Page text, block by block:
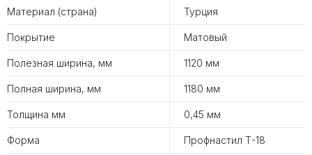
Материал (страна) Турция
Покрытие Матовый
Полезная ширина, мм 1120 мм
Полная ширина, мм 1180 мм
Толщина мм 0,45 мм
Форма Профнастил Т-18